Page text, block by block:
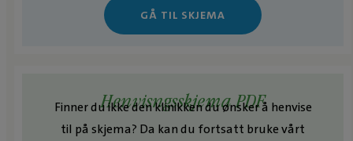
GÅ TIL SKJEMA
Henvisngsskjema PDF
Finner du ikke den klinikken du ønsker å henvise
til på skjema? Da kan du fortsatt bruke vårt